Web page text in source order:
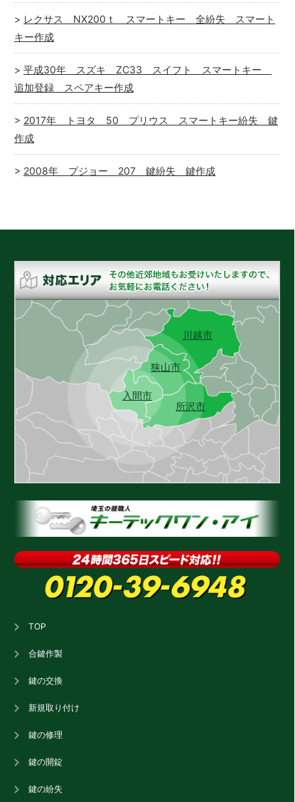
レクサス NX200ｔ スマートキー 全紛失 スマート
キー作成
平成30年 スズキ ZC33 スイフト スマートキー
追加登録 スペアキー作成
2017年 トヨタ 50 プリウス スマートキー紛失 鍵
作成
2008年 プジョー 207 鍵紛失 鍵作成
入間市
狭山市
所沢市
川越市
TOP
合鍵作製
鍵の交換
新規取り付け
鍵の修理
鍵の開錠
鍵の紛失